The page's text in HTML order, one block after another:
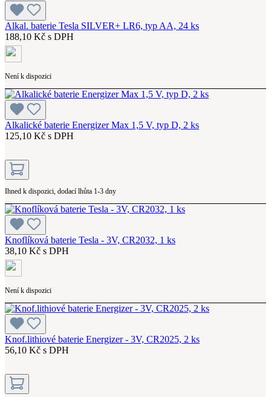
Alkal. baterie Tesla SILVER+ LR6, typ AA, 24 ks
188,10 Kč s DPH
Není k dispozici
Alkalické baterie Energizer Max 1,5 V, typ D, 2 ks
125,10 Kč s DPH
Ihned k dispozici, dodací lhůta 1-3 dny
Knoflíková baterie Tesla - 3V, CR2032, 1 ks
38,10 Kč s DPH
Není k dispozici
Knof.lithiové baterie Energizer - 3V, CR2025, 2 ks
56,10 Kč s DPH